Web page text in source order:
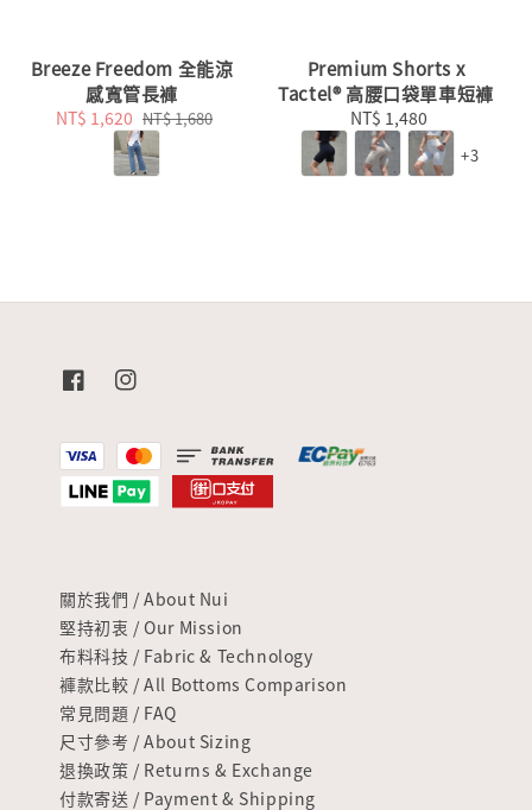
Breeze Freedom 全能涼
感寬管長褲
Sale
NT$ 1,620 Regular
price
NT$ 1,680
Premium Shorts x
Tactel® 高腰口袋單車短褲
Regular
price
NT$ 1,480
+3
關於我們 / About Nui
堅持初衷 / Our Mission
布料科技 / Fabric & Technology
褲款比較 / All Bottoms Comparison
常見問題 / FAQ
尺寸參考 / About Sizing
退換政策 / Returns & Exchange
付款寄送 / Payment & Shipping